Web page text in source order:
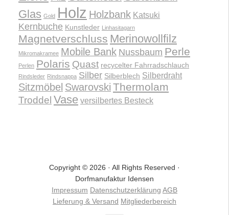
Glas Gold Holz Holzbank Katsuki
Kernbuche Kunstleder Linhasitagarn
Magnetverschluss Merinowollfilz
Mikromakramee Mobile Bank Nussbaum Perle
Perlen Polaris Quast recycelter Fahrradschlauch
Rindsleder Rindsnappa Silber Silberblech Silberdraht
Sitzmöbel Swarovski Thermolam
Troddel Vase versilbertes Besteck
Copyright © 2026 · All Rights Reserved ·
Dorfmanufaktur Idensen
Impressum Datenschutzerklärung AGB
Lieferung & Versand Mitgliederbereich